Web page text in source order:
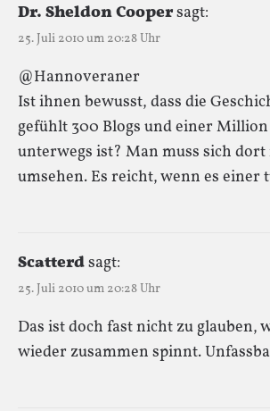
Dr. Sheldon Coopersagt:
25. Juli 2010 um 20:28 Uhr
@Hannoveraner
Ist ihnen bewusst, dass die
gefühlt 300 Blogs und einer Million
unterwegs ist? Man muss sich
umsehen. Es reicht, wenn es einer
Scatterdsagt:
25. Juli 2010 um 20:28 Uhr
Das ist doch fast nicht zu glauben,
wieder zusammen spinnt.